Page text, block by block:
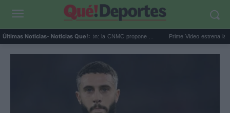
Últimas Noticias- Noticias Que!:
factura luz por el apagón: la CNMC propone ... Prime Video estrena la película